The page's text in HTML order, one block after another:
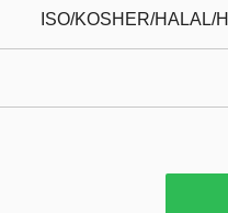
ISO/KOSHER/HALAL/